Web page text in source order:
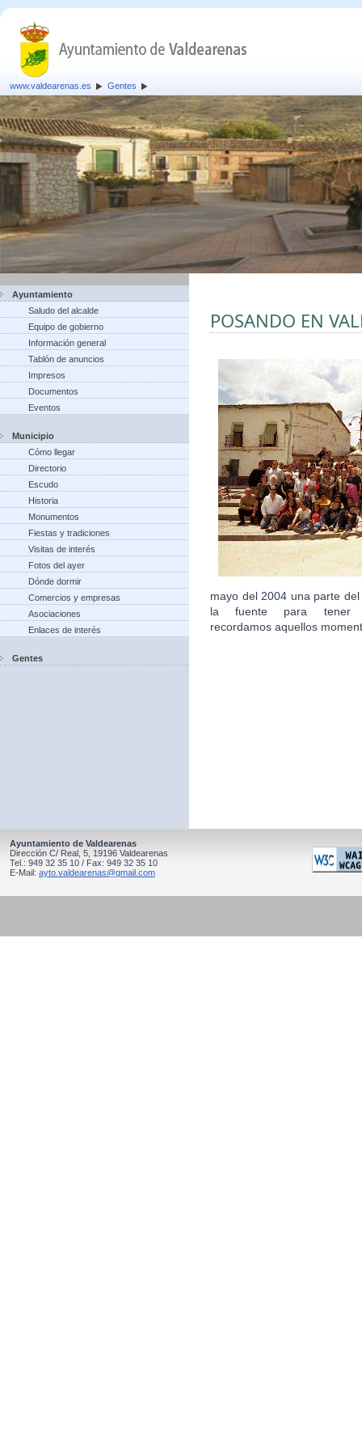
www.valdearenas.es Gentes
Ayuntamiento
Saludo del alcalde
Equipo de gobierno
Información general
Tablón de anuncios
Impresos
Documentos
Eventos
Municipio
Cómo llegar
Directorio
Escudo
Historia
Monumentos
Fiestas y tradiciones
Visitas de interés
Fotos del ayer
Dónde dormir
Comercios y empresas
Asociaciones
Enlaces de interés
Gentes
POSANDO EN
mayo del 2004 una parte
la fuente para tener
recordamos aquellos
Ayuntamiento de Valdearenas
Dirección C/ Real, 5, 19196 Valdearenas
Tel.: 949 32 35 10 / Fax: 949 32 35 10
E-Mail: ayto.valdearenas@gmail.com